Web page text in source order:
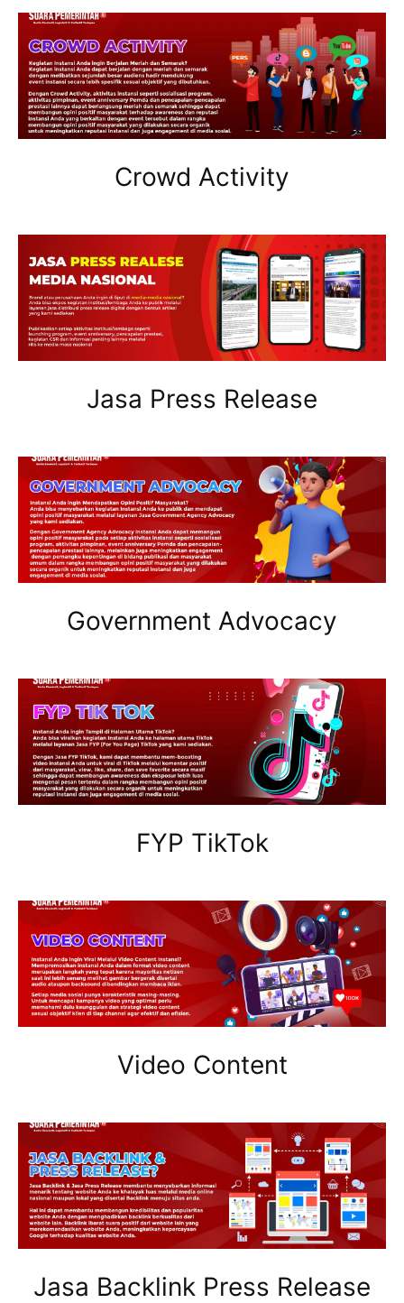
Crowd Activity
Jasa Press Release
Government Advocacy
FYP TikTok
Video Content
Jasa Backlink Press Release